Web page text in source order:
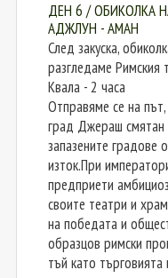
ДЕН 6 / ОБИКОЛКА
АДЖЛУН - АМАН
След закуска,
разгледаме
Квала - 2 часа
Отправяме се на
град Джераш
запазените градове
изток.При
предприети
своите театри и
на победата и
образцов римски
тъй като